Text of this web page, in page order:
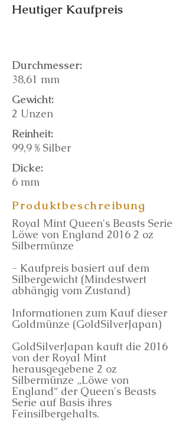
Heutiger Kaufpreis
Durchmesser:
38,61 mm
Gewicht:
2 Unzen
Reinheit:
99,9 % Silber
Dicke:
6 mm
Produktbeschreibung
Royal Mint Queen's Beasts Serie
Löwe von England 2016 2 oz
Silbermünze
- Kaufpreis basiert auf dem
Silbergewicht (Mindestwert
abhängig vom Zustand)
Informationen zum Kauf dieser
Goldmünze (GoldSilverJapan)
GoldSilverJapan kauft die 2016
von der Royal Mint
herausgegebene 2 oz
Silbermünze „Löwe von
England“ der Queen's Beasts
Serie auf Basis ihres
Feinsilbergehalts.